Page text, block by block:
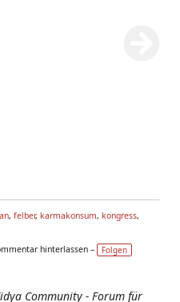
, felber, karmakonsum, kongress,
hinterlassen –
Folgen
Community - Forum für